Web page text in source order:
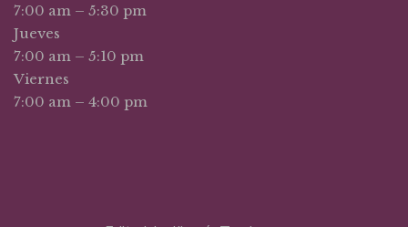
7:00 am – 5:30 pm
Jueves
7:00 am – 5:10 pm
Viernes
7:00 am – 4:00 pm